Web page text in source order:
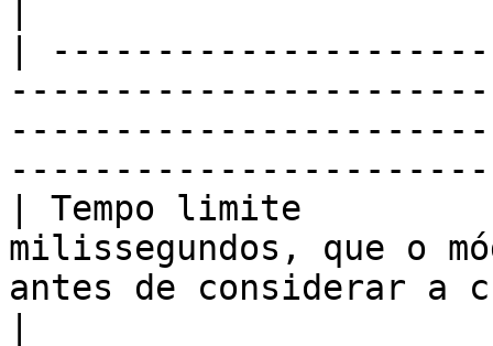
|
| Tempo limite
milissegundos, que o
antes de considerar a